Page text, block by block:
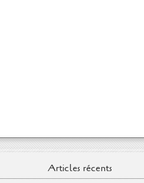
Articles récents